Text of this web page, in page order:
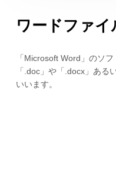
ワードファイ
「Microsoft Word」のソ
「.doc」や「.docx」ある
いいます。